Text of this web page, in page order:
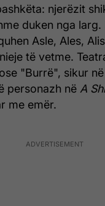
njerëzit
duken nga larg.
Asle, Ales,
të vetme.
"Burrë", sikur
personazh në A
me emër.